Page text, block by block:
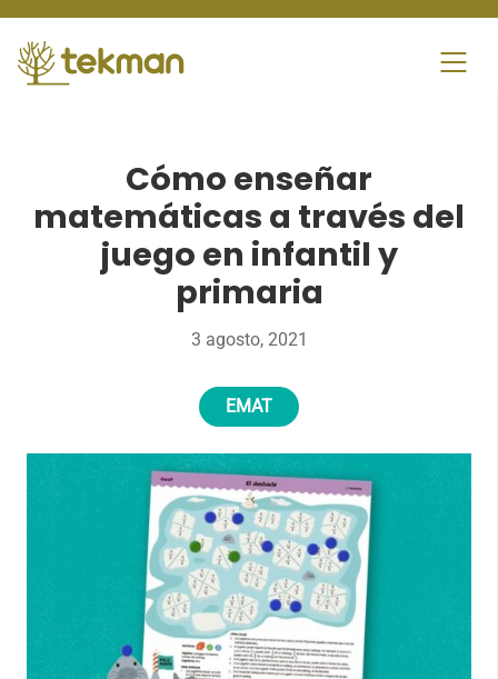
content
Cómo enseñar
matemáticas a través del
juego en infantil y
primaria
3 agosto, 2021
EMAT